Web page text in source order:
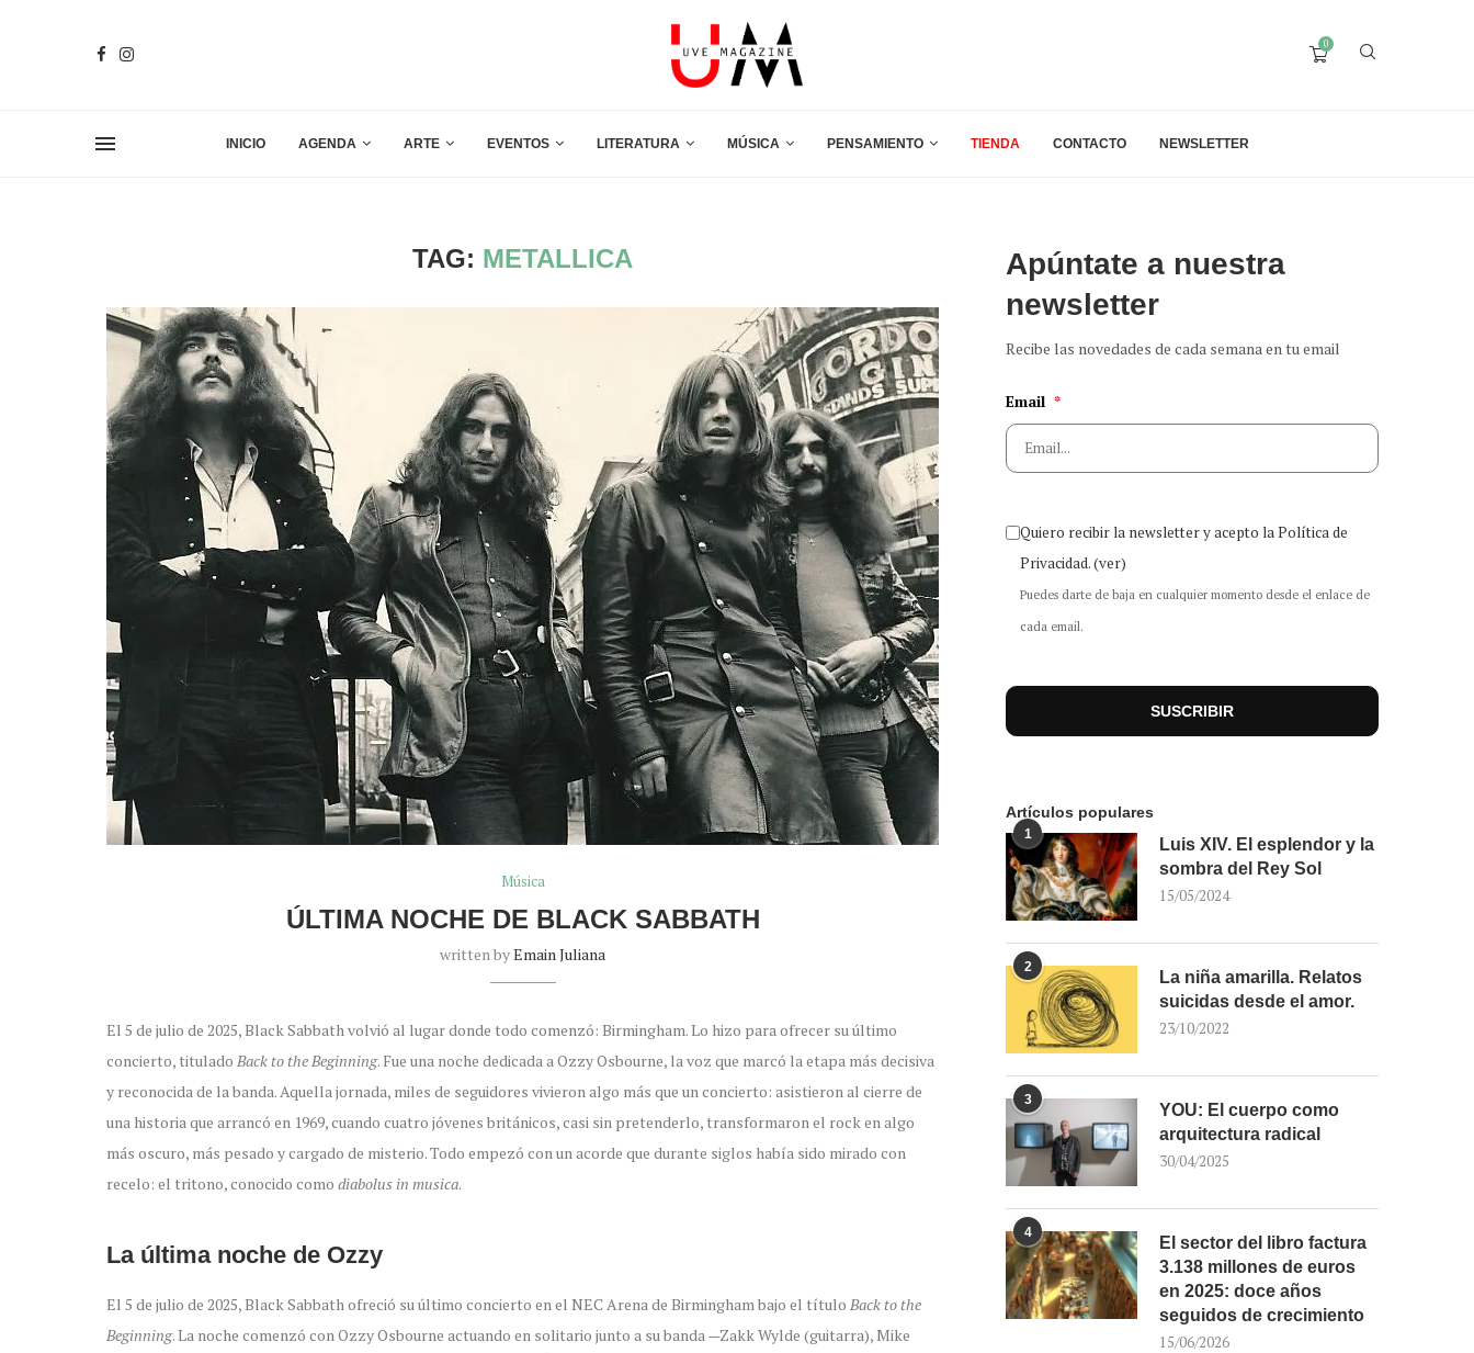
0
INICIO AGENDA ARTE EVENTOS LITERATURA MÚSICA PENSAMIENTO TIENDA CONTACTO NEWSLETTER
TAG: METALLICA
Música
ÚLTIMA NOCHE DE BLACK SABBATH
written byEmain Juliana
El 5 de julio de 2025, Black Sabbath volvió al lugar donde todo comenzó: Birmingham. Lo hizo para ofrecer su último
concierto, titulado Back to the Beginning. Fue una noche dedicada a Ozzy Osbourne, la voz que marcó la etapa más decisiva
y reconocida de la banda. Aquella jornada, miles de seguidores vivieron algo más que un concierto: asistieron al cierre de
una historia que arrancó en 1969, cuando cuatro jóvenes británicos, casi sin pretenderlo, transformaron el rock en algo
más oscuro, más pesado y cargado de misterio. Todo empezó con un acorde que durante siglos había sido mirado con
recelo: el tritono, conocido como diabolus in musica.
La última noche de Ozzy
El 5 de julio de 2025, Black Sabbath ofreció su último concierto en el NEC Arena de Birmingham bajo el título Back to the
Beginning. La noche comenzó con Ozzy Osbourne actuando en solitario junto a su banda —Zakk Wylde (guitarra), Mike
Apúntate a nuestra
newsletter
Recibe las novedades de cada semana en tu email
Email *
Quiero recibir la newsletter y acepto la Política de
Privacidad.(ver)
Puedes darte de baja en cualquier momento desde el enlace de
cada email.
Artículos populares
1
Luis XIV. El esplendor y la
sombra del Rey Sol
15/05/2024
2
La niña amarilla. Relatos
suicidas desde el amor.
23/10/2022
3
YOU: El cuerpo como
arquitectura radical
30/04/2025
4
El sector del libro factura
3.138 millones de euros
en 2025: doce años
seguidos de crecimiento
15/06/2026